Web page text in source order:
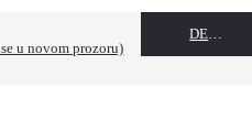
u novom prozoru)
DEALER NAME